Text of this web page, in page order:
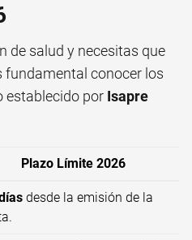
de salud y necesitas que
fundamental conocer los
establecido por Isapre
Plazo Límite 2026
desde la emisión de la